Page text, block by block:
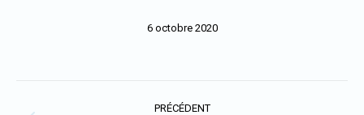
6 octobre 2020
PRÉCÉDENT